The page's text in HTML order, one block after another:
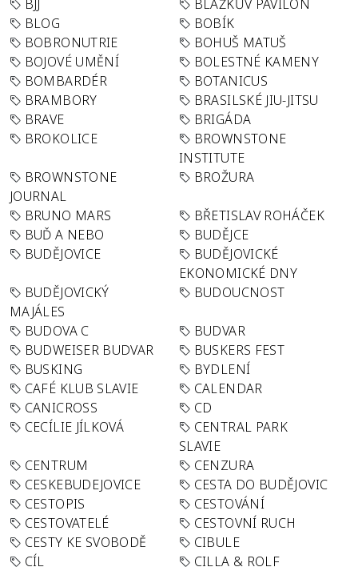
BJJ
BLAŽKŮV PAVILON
BLOG
BOBÍK
BOBRONUTRIE
BOHUŠ MATUŠ
BOJOVÉ UMĚNÍ
BOLESTNÉ KAMENY
BOMBARDÉR
BOTANICUS
BRAMBORY
BRASILSKÉ JIU-JITSU
BRAVE
BRIGÁDA
BROKOLICE
BROWNSTONE
INSTITUTE
BROWNSTONE
JOURNAL
BROŽURA
BRUNO MARS
BŘETISLAV ROHÁČEK
BUĎ A NEBO
BUDĚJCE
BUDĚJOVICE
BUDĚJOVICKÉ
EKONOMICKÉ DNY
BUDĚJOVICKÝ
MAJÁLES
BUDOUCNOST
BUDOVA C
BUDVAR
BUDWEISER BUDVAR
BUSKERS FEST
BUSKING
BYDLENÍ
CAFÉ KLUB SLAVIE
CALENDAR
CANICROSS
CD
CECÍLIE JÍLKOVÁ
CENTRAL PARK
SLAVIE
CENTRUM
CENZURA
CESKEBUDEJOVICE
CESTA DO BUDĚJOVIC
CESTOPIS
CESTOVÁNÍ
CESTOVATELÉ
CESTOVNÍ RUCH
CESTY KE SVOBODĚ
CIBULE
CÍL
CILLA & ROLF